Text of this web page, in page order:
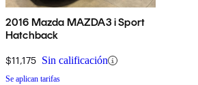
2016 Mazda MAZDA3 i Sport
Hatchback
$11,175 Sin calificación
Se aplican tarifas